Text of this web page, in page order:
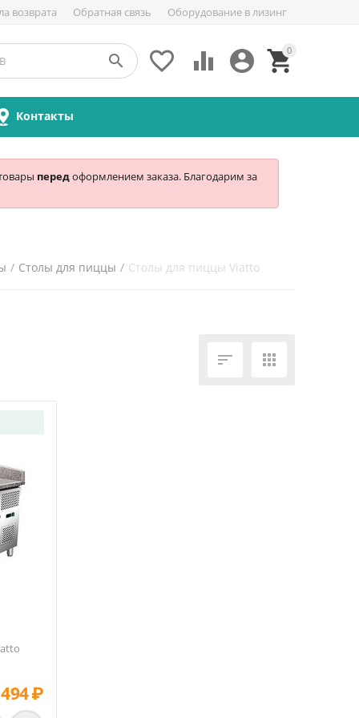
возврата Обратная связь Оборудование в лизинг
0


 

Контакты
передоформлением заказа. Благодарим за
/ Столы для пиццы / Столы для пиццы Viatto
 
₽